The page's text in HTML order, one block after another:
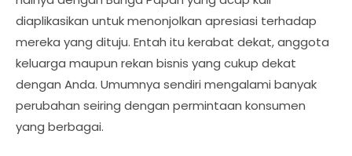
diaplikasikan untuk menonjolkan apresiasi terhadap
mereka yang dituju. Entah itu kerabat dekat, anggota
keluarga maupun rekan bisnis yang cukup dekat
dengan Anda. Umumnya sendiri mengalami banyak
perubahan seiring dengan permintaan konsumen
yang berbagai.